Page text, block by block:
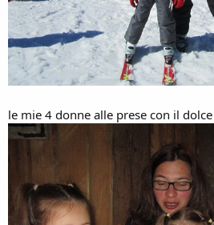
le mie 4 donne alle prese con il